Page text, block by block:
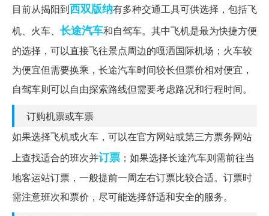
目前从揭阳到西双版纳有多种交通工具可供选择，包括飞
机、火车、 长途汽车和自驾车。其中飞机是最为快捷方便
的选择，可以直接飞往景点周边的嘎洒国际机场；火车较
为便宜但需要换乘，长途汽车时间较长但票价相对便宜，
自驾车则可以自由探索路线但需要考虑路况和行程时间。
订购机票或车票
如果选择飞机或火车，可以在官方网站或第三方票务网站
上查找适合的班次并订票 ；如果选择长途汽车则需前往当
地客运站订票，一般提前一周左右订票比较合适。订票时
需注意班次和票价，尽可能选择舒适和安全的服务。